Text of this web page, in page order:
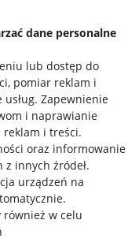
dane personalne
lub dostęp do
pomiar reklam i
. Zapewnienie
i naprawianie
reklam i treści.
oraz informowanie
z innych źródeł.
urządzeń na
.
w celu